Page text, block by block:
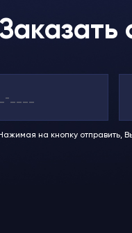
Заказать
на кнопку отправить,